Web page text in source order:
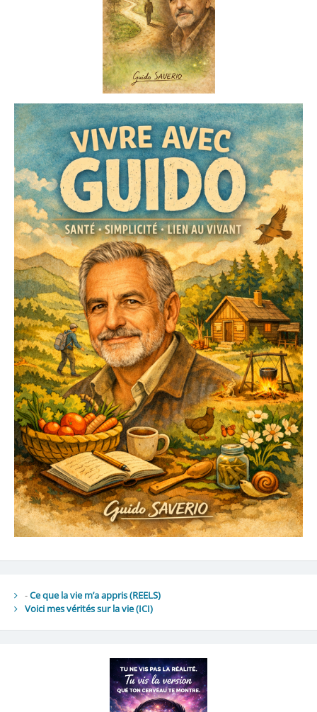
-Ce que la vie m’a appris (REELS)
Voici mes vérités sur la vie(ICI)